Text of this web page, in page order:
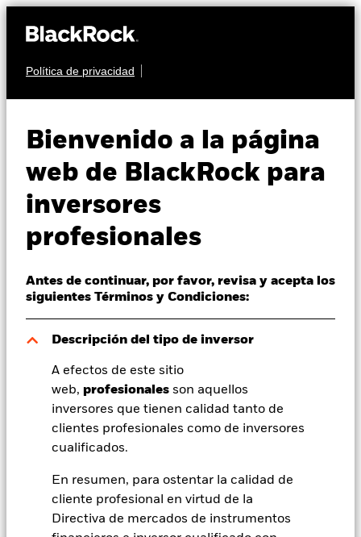
Política de privacidad
Bienvenido a la página
web de BlackRock para
inversores
profesionales
Antes de continuar, por favor, revisa y acepta los
siguientes Términos y Condiciones:
Descripción del tipo de inversor
A efectos de este sitio
web, profesionales son aquellos
inversores que tienen calidad tanto de
clientes profesionales como de inversores
cualificados.
En resumen, para ostentar la calidad de
cliente profesional en virtud de la
Directiva de mercados de instrumentos
Perspectivas
Visión de mercado
Educación
Profesionales
España
Change location
BlackRock
iShares
Nuestra compañía
Government Bond
Fund
USD 11,55
Variación del valor liquidativo a 07 ago 2026
USD -0,01 (-0,09%)
Morningstar Rating